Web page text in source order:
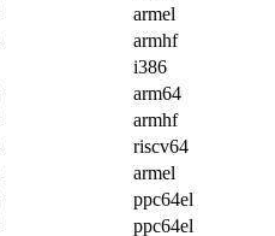
armel
armhf
i386
arm64
armhf
riscv64
armel
ppc64el
ppc64el